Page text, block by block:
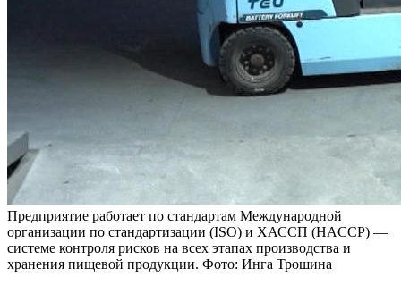
Предприятие работает по стандартам Международной
организации по стандартизации (ISO) и ХАССП (HACCP) —
системе контроля рисков на всех этапах производства и
хранения пищевой продукции. Фото: Инга Трошина